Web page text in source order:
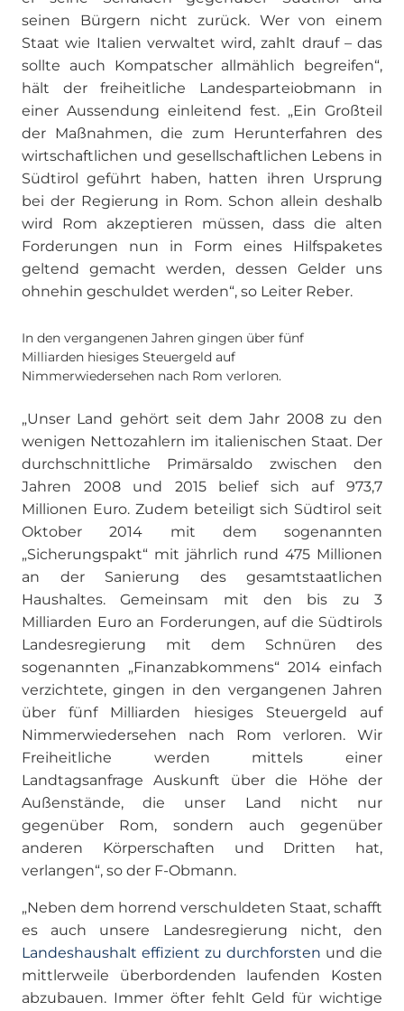
seinen Bürgern nicht zurück. Wer von einem
Staat wie Italien verwaltet wird, zahlt drauf – das
sollte auch Kompatscher allmählich begreifen“,
hält der freiheitliche Landesparteiobmann in
einer Aussendung einleitend fest. „Ein Großteil
der Maßnahmen, die zum Herunterfahren des
wirtschaftlichen und gesellschaftlichen Lebens in
Südtirol geführt haben, hatten ihren Ursprung
bei der Regierung in Rom. Schon allein deshalb
wird Rom akzeptieren müssen, dass die alten
Forderungen nun in Form eines Hilfspaketes
geltend gemacht werden, dessen Gelder uns
ohnehin geschuldet werden“, so Leiter Reber.
In den vergangenen Jahren gingen über fünf
Milliarden hiesiges Steuergeld auf
Nimmerwiedersehen nach Rom verloren.
„Unser Land gehört seit dem Jahr 2008 zu den
wenigen Nettozahlern im italienischen Staat. Der
durchschnittliche Primärsaldo zwischen den
Jahren 2008 und 2015 belief sich auf 973,7
Millionen Euro. Zudem beteiligt sich Südtirol seit
Oktober 2014 mit dem sogenannten
„Sicherungspakt“ mit jährlich rund 475 Millionen
an der Sanierung des gesamtstaatlichen
Haushaltes. Gemeinsam mit den bis zu 3
Milliarden Euro an Forderungen, auf die Südtirols
Landesregierung mit dem Schnüren des
sogenannten „Finanzabkommens“ 2014 einfach
verzichtete, gingen in den vergangenen Jahren
über fünf Milliarden hiesiges Steuergeld auf
Nimmerwiedersehen nach Rom verloren. Wir
Freiheitliche werden mittels einer
Landtagsanfrage Auskunft über die Höhe der
Außenstände, die unser Land nicht nur
gegenüber Rom, sondern auch gegenüber
anderen Körperschaften und Dritten hat,
verlangen“, so der F-Obmann.
„Neben dem horrend verschuldeten Staat, schafft
es auch unsere Landesregierung nicht, den
Landeshaushalt effizient zu durchforsten und die
mittlerweile überbordenden laufenden Kosten
abzubauen. Immer öfter fehlt Geld für wichtige